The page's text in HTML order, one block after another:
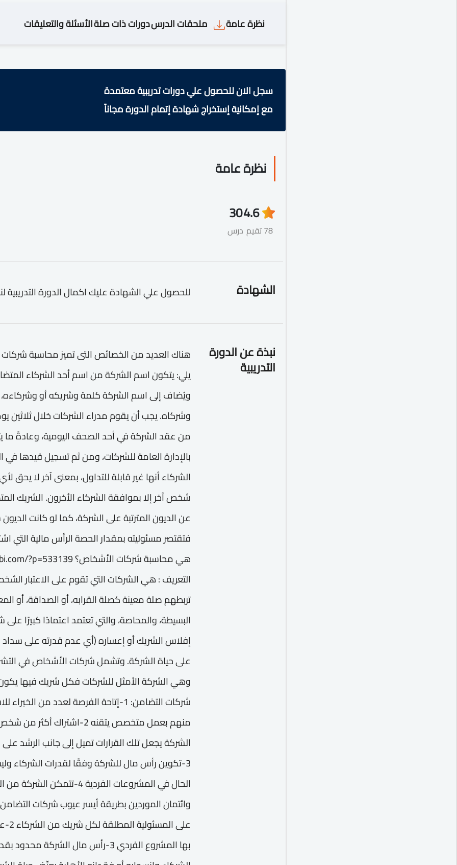
نظرة عامة ملحقات الدرسدورات ذات صلةالأسئلة والتعليقات
سجل الان للحصول علي دورات تدريبية معتمدة
مع إمكانية إستخراج شهادة إتمام الدورة مجاناً
نظرة عامة
4.6
78 تقيم
30
درس
الشهادة للحصول علي الشهادة عليك اكمال الدورة التدريبية
نبذة عن الدورة
التدريبية
هناك العديد من الخصائص التى تميز محاسبة
يلي: يتكون اسم الشركة من اسم أحد الشركاء
ويُضاف إلى اسم الشركة كلمة وشريكه أو
وشركاه. يجب أن يقوم مدراء الشركات خلال ثلاثين
من عقد الشركة في أحد الصحف اليومية، وعادةً
بالإدارة العامة للشركات، ومن ثم تسجيل قيدها
الشركاء أنها غير قابلة للتداول، بمعنى آخر لا يحق
شخص آخر إلا بموافقة الشركاء الأخرون. الشريك
عن الديون المترتبة على الشركة، كما لو كانت
التعريف : هي الشركات التي تقوم على الاعتبار
تربطهم صلة معينة كصلة القرابه، أو الصداقة، أو
البسيطة، والمحاصة، والتي تعتمد اعتمادًا كبيرًا
إفلاس الشريك أو إعساره (أي عدم قدرته على سداد
وهي الشركة الأمثل للشركات فكل شريك فيها
شركات التضامن: 1-إتاحة الفرصة لعدد
منهم بعمل متخصص يتقنه 2-
الشركة يجعل تلك القرارات تميل إلى جانب الرشد
3-تكوين رأس مال للشركة وفقًا لقدرات
الحال في المشروعات الفردية
على